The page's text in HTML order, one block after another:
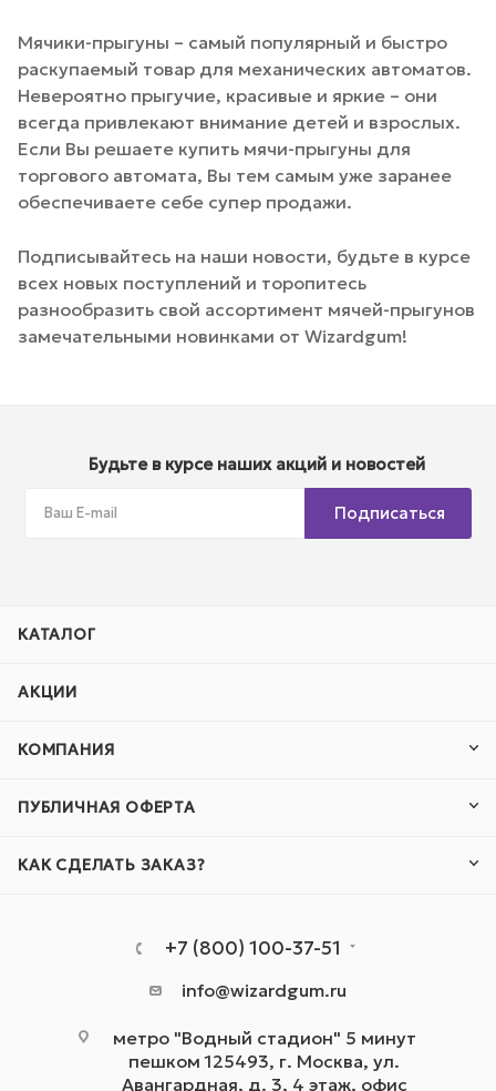
Мячики-прыгуны – самый популярный и быстро
раскупаемый товар для механических автоматов.
Невероятно прыгучие, красивые и яркие – они
всегда привлекают внимание детей и взрослых.
Если Вы решаете купить мячи-прыгуны для
торгового автомата, Вы тем самым уже заранее
обеспечиваете себе супер продажи.
Подписывайтесь на наши новости, будьте в курсе
всех новых поступлений и торопитесь
разнообразить свой ассортимент мячей-прыгунов
замечательными новинками от Wizardgum!
Будьте в курсе наших акций и новостей
Подписаться
КАТАЛОГ
АКЦИИ
КОМПАНИЯ
ПУБЛИЧНАЯ ОФЕРТА
КАК СДЕЛАТЬ ЗАКАЗ?
+7 (800) 100-37-51
info@wizardgum.ru
метро "Водный стадион" 5 минут
пешком 125493, г. Москва, ул.
Авангардная, д. 3, 4 этаж, офис